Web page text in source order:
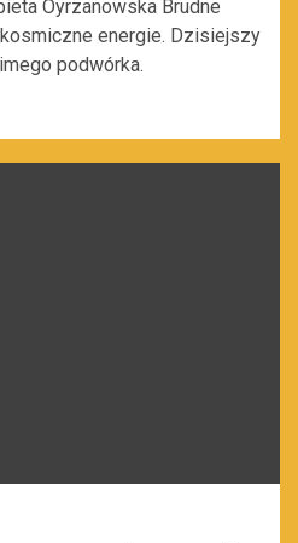
Oyrzanowska Brudne
energie. Dzisiejszy
podwórka.